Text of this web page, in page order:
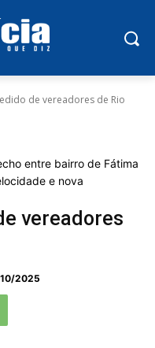
de vereadores de Rio
entre bairro de Fátima
e nova
vereadores
2025